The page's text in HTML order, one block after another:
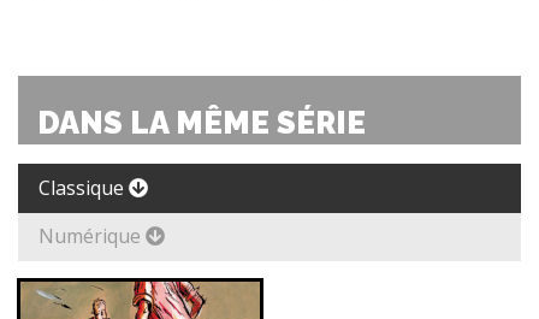
DANS LA MÊME SÉRIE
Classique
Numérique